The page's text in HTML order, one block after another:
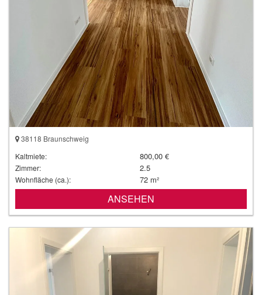
38118 Braunschweig
Kaltmiete:
800,00 €
Zimmer: 2.5
Wohnfläche (ca.): 72 m²
ANSEHEN